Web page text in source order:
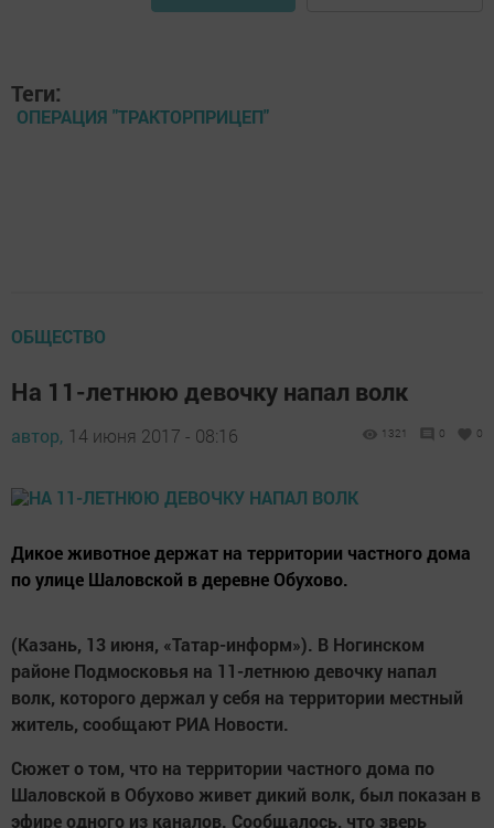
Теги:
ОПЕРАЦИЯ "ТРАКТОРПРИЦЕП"
ОБЩЕСТВО
На 11-летнюю девочку напал волк
автор, 14 июня 2017 - 08:16 1321 0 0
Дикое животное держат на территории частного дома
по улице Шаловской в деревне Обухово.
(Казань, 13 июня, «Татар-информ»). В Ногинском
районе Подмосковья на 11-летнюю девочку напал
волк, которого держал у себя на территории местный
житель, сообщают РИА Новости.
Сюжет о том, что на территории частного дома по
Шаловской в Обухово живет дикий волк, был показан в
эфире одного из каналов. Сообщалось, что зверь